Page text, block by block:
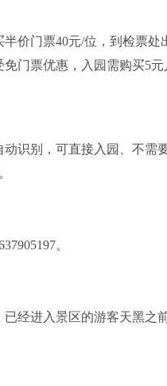
价门票40元/位，到检票处
门票优惠，入园需购买5元
识别，可直接入园、不需
。
经进入景区的游客天黑之